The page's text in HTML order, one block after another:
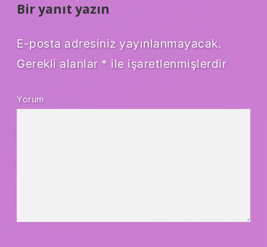
Bir yanıt yazın
E-posta adresiniz yayınlanmayacak.
Gerekli alanlar * ile işaretlenmişlerdir
Yorum